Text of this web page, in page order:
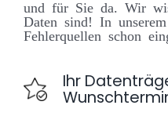
und für Sie da. Wir
Daten sind! In
Fehlerquellen schon
Ihr